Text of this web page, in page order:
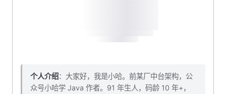
个人介绍：大家好，我是小哈。前某厂中台架构，公
众号小哈学 Java 作者。91 年生人，码龄 10 年+，